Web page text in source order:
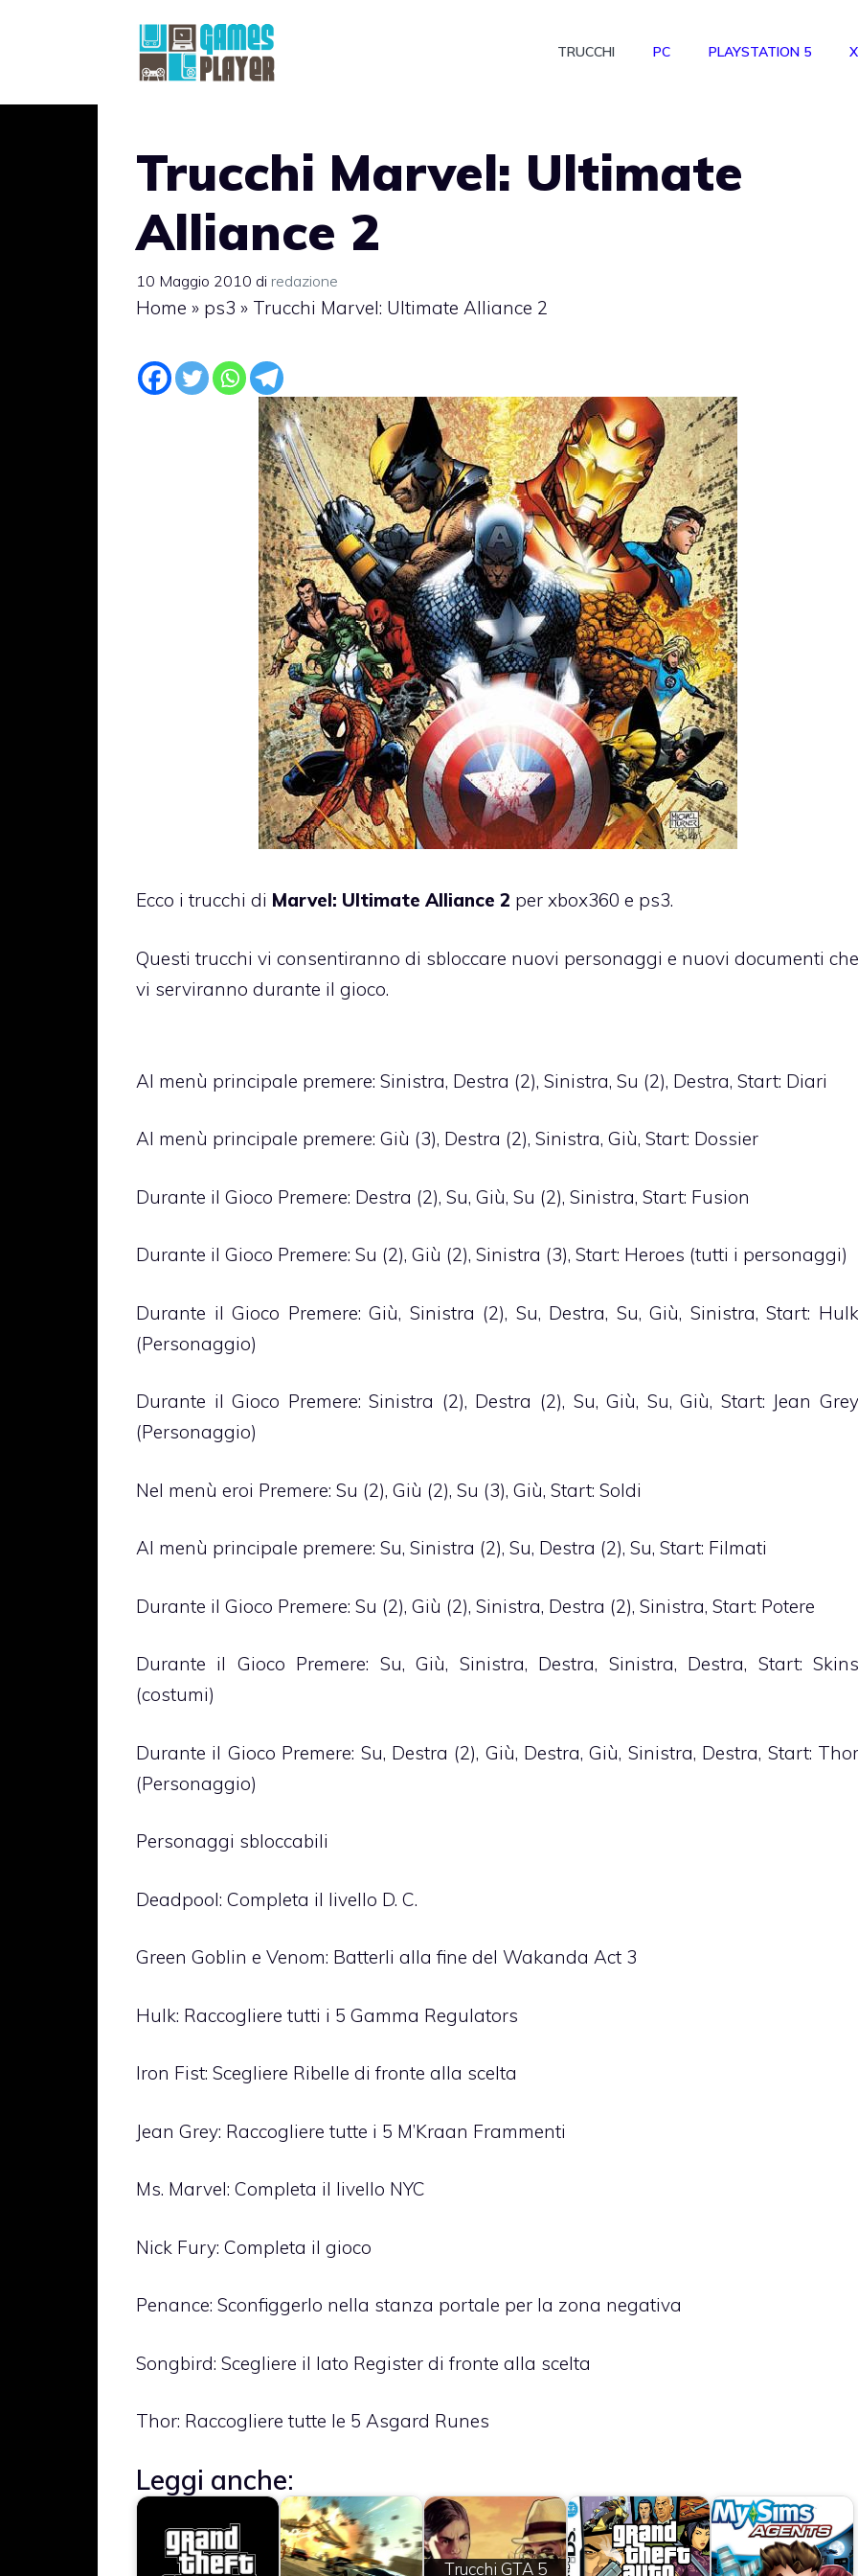
TRUCCHI PC PLAYSTATION 5
Trucchi Marvel: Ultimate
Alliance 2
10 Maggio 2010 di redazione
Home » ps3 » Trucchi Marvel: Ultimate Alliance 2
Ecco i trucchi di Marvel: Ultimate Alliance 2 per xbox360 e ps3.
Questi trucchi vi consentiranno di sbloccare nuovi personaggi e nuovi documenti che
vi serviranno durante il gioco.
Al menù principale premere: Sinistra, Destra (2), Sinistra, Su (2), Destra, Start: Diari
Al menù principale premere: Giù (3), Destra (2), Sinistra, Giù, Start: Dossier
Durante il Gioco Premere: Destra (2), Su, Giù, Su (2), Sinistra, Start: Fusion
Durante il Gioco Premere: Su (2), Giù (2), Sinistra (3), Start: Heroes (tutti i personaggi)
Durante il Gioco Premere: Giù, Sinistra (2), Su, Destra, Su, Giù, Sinistra, Start: Hulk
(Personaggio)
Durante il Gioco Premere: Sinistra (2), Destra (2), Su, Giù, Su, Giù, Start: Jean Grey
(Personaggio)
Nel menù eroi Premere: Su (2), Giù (2), Su (3), Giù, Start: Soldi
Al menù principale premere: Su, Sinistra (2), Su, Destra (2), Su, Start: Filmati
Durante il Gioco Premere: Su (2), Giù (2), Sinistra, Destra (2), Sinistra, Start: Potere
Durante il Gioco Premere: Su, Giù, Sinistra, Destra, Sinistra, Destra, Start: Skins
(costumi)
Durante il Gioco Premere: Su, Destra (2), Giù, Destra, Giù, Sinistra, Destra, Start: Thor
(Personaggio)
Personaggi sbloccabili
Deadpool: Completa il livello D. C.
Green Goblin e Venom: Batterli alla fine del Wakanda Act 3
Hulk: Raccogliere tutti i 5 Gamma Regulators
Iron Fist: Scegliere Ribelle di fronte alla scelta
Jean Grey: Raccogliere tutte i 5 M’Kraan Frammenti
Ms. Marvel: Completa il livello NYC
Nick Fury: Completa il gioco
Penance: Sconfiggerlo nella stanza portale per la zona negativa
Songbird: Scegliere il lato Register di fronte alla scelta
Thor: Raccogliere tutte le 5 Asgard Runes
Leggi anche:
Trucchi GTA 5